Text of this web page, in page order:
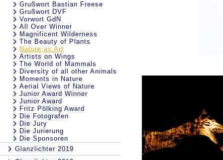
Grußwort Bastian Freese
Grußwort DVF
Vorwort GdN
All Over Winner
Magnificent Wilderness
The Beauty of Plants
Nature as Art
Artists on Wings
The World of Mammals
Diversity of all other Animals
Moments in Nature
Aerial Views of Nature
Junior Award Winner
Junior Award
Fritz Pölking Award
Die Fotografen
Die Jury
Die Jurierung
Die Sponsoren
Glanzlichter 2019